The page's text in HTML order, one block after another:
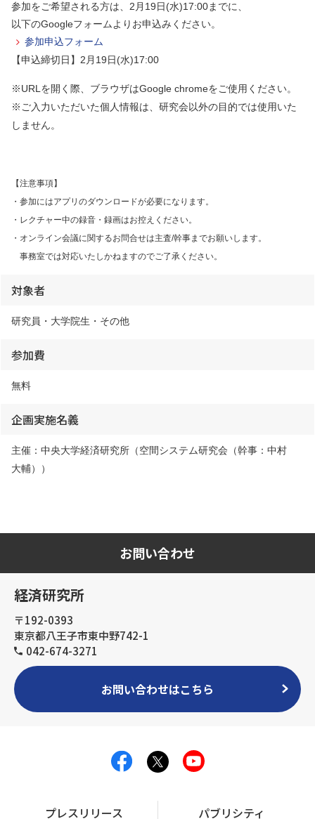
参加をご希望される方は、2月19日(水)17:00までに、
以下のGoogleフォームよりお申込みください。
参加申込フォーム
【申込締切日】2月19日(水)17:00
※URLを開く際、ブラウザはGoogle chromeをご使用ください。
※ご入力いただいた個人情報は、研究会以外の目的では使用いた
しません。
【注意事項】
・参加にはアプリのダウンロードが必要になります。
・レクチャー中の録音・録画はお控えください。
・オンライン会議に関するお問合せは主査/幹事までお願いします。
事務室では対応いたしかねますのでご了承ください。
対象者
研究員・大学院生・その他
参加費
無料
企画実施名義
主催：中央大学経済研究所（空間システム研究会（幹事：中村
大輔）
）
お問い合わせ
経済研究所
〒192-0393
東京都八王子市東中野742-1
042-674-3271
お問い合わせはこちら
プレスリリース パブリシティ